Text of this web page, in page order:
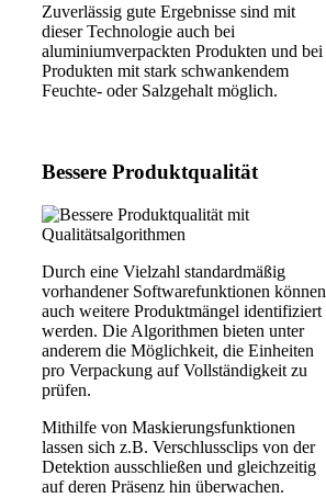
Zuverlässig gute Ergebnisse sind mit
dieser Technologie auch bei
aluminiumverpackten Produkten und bei
Produkten mit stark schwankendem
Feuchte- oder Salzgehalt möglich.
Bessere Produktqualität
Durch eine Vielzahl standardmäßig
vorhandener Softwarefunktionen können
auch weitere Produktmängel identifiziert
werden. Die Algorithmen bieten unter
anderem die Möglichkeit, die Einheiten
pro Verpackung auf Vollständigkeit zu
prüfen.
Mithilfe von Maskierungsfunktionen
lassen sich z.B. Verschlussclips von der
Detektion ausschließen und gleichzeitig
auf deren Präsenz hin überwachen.